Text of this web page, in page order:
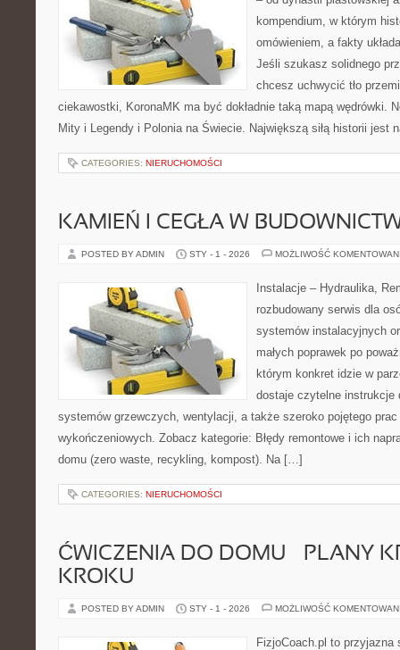
kompendium, w którym
omówieniem, a fakty
Jeśli szukasz solidnego
chcesz uchwycić tło
ciekawostki, KoronaMK ma być dokładnie taką mapą wędrówki.
Mity i Legendy i Polonia na Świecie. Największą siłą historii jest
CATEGORIES: NIERUCHOMOŚCI
KAMIEŃ I CEGŁA W
POSTED BY ADMIN STY - 1 - 2026 MOŻLIWOŚĆ
Instalacje – Hydraulika,
rozbudowany serwis dla
systemów instalacyjnych
małych poprawek po
którym konkret idzie w
dostaje czytelne instrukcje
systemów grzewczych, wentylacji, a także szeroko pojętego
wykończeniowych. Zobacz kategorie: Błędy remontowe i ich
domu (zero waste, recykling, kompost). Na […]
CATEGORIES: NIERUCHOMOŚCI
ĆWICZENIA DO DOMU – PLANY
KROKU
POSTED BY ADMIN STY - 1 - 2026 MOŻLIWOŚĆ
FizjoCoach.pl to przyjazna